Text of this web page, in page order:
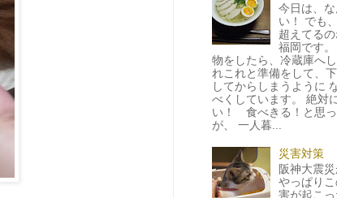
今日は、
い！ でも
超えてる
福岡です
物をしたら、冷蔵庫へ
れこれと準備をして、
してからしまうように
べくしています。 絶対
い！ 食べきる！と思
が、 一人暮...
災害対策
阪神大震災
やっぱり
害が起こ